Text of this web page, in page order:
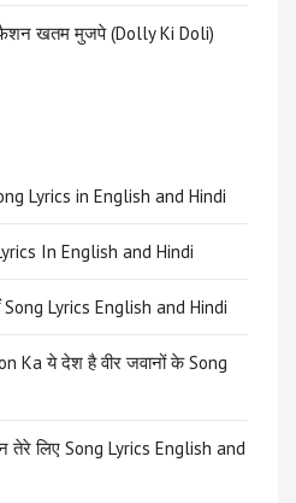
खतम मुजपे (Dolly Ki Doli)
Lyrics in English and Hindi
In English and Hindi
Song Lyrics English and Hindi
Ka ये देश है वीर जवानों के Song
तेरे लिए Song Lyrics English and